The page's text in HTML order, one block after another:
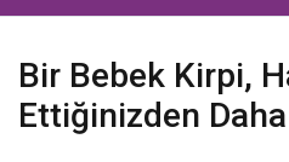
Bir Bebek Kirpi,
Ettiğinizden